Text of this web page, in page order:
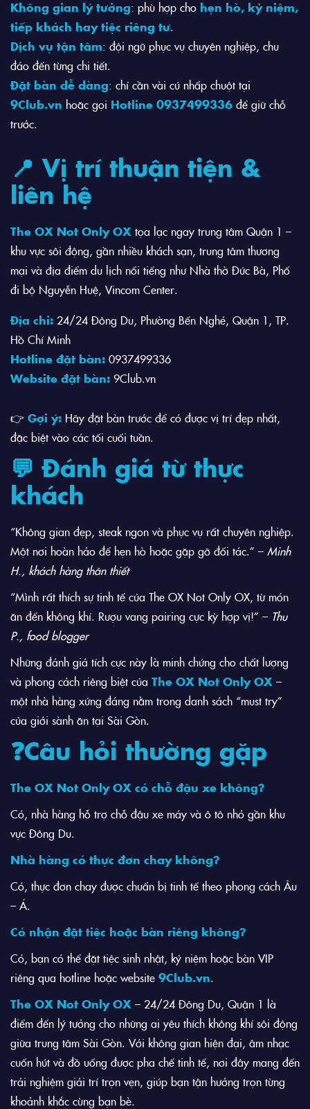
Không gian lý tưởng: phù hợp cho hẹn hò, kỷ niệm,
tiếp khách hay tiệc riêng tư.
Dịch vụ tận tâm: đội ngũ phục vụ chuyên nghiệp, chu
đáo đến từng chi tiết.
Đặt bàn dễ dàng: chỉ cần vài cú nhấp chuột tại
9Club.vn hoặc gọi Hotline 0937499336 để giữ chỗ
trước.
📍 Vị trí thuận tiện &
liên hệ
The OX Not Only OX tọa lạc ngay trung tâm Quận 1 –
khu vực sôi động, gần nhiều khách sạn, trung tâm thương
mại và địa điểm du lịch nổi tiếng như Nhà thờ Đức Bà, Phố
đi bộ Nguyễn Huệ, Vincom Center.
Địa chỉ: 24/24 Đông Du, Phường Bến Nghé, Quận 1, TP.
Hồ Chí Minh
Hotline đặt bàn: 0937499336
Website đặt bàn: 9Club.vn
👉 Gợi ý: Hãy đặt bàn trước để có được vị trí đẹp nhất,
đặc biệt vào các tối cuối tuần.
💬 Đánh giá từ thực
khách
“Không gian đẹp, steak ngon và phục vụ rất chuyên nghiệp.
Một nơi hoàn hảo để hẹn hò hoặc gặp gỡ đối tác.” – Minh
H., khách hàng thân thiết
“Mình rất thích sự tinh tế của The OX Not Only OX, từ món
ăn đến không khí. Rượu vang pairing cực kỳ hợp vị!” – Thu
P., food blogger
Những đánh giá tích cực này là minh chứng cho chất lượng
và phong cách riêng biệt của The OX Not Only OX –
một nhà hàng xứng đáng nằm trong danh sách “must try”
của giới sành ăn tại Sài Gòn.
❓Câu hỏi thường gặp
The OX Not Only OX có chỗ đậu xe không?
Có, nhà hàng hỗ trợ chỗ đậu xe máy và ô tô nhỏ gần khu
vực Đông Du.
Nhà hàng có thực đơn chay không?
Có, thực đơn chay được chuẩn bị tinh tế theo phong cách Âu
– Á.
Có nhận đặt tiệc hoặc bàn riêng không?
Có, bạn có thể đặt tiệc sinh nhật, kỷ niệm hoặc bàn VIP
riêng qua hotline hoặc website 9Club.vn.
The OX Not Only OX – 24/24 Đông Du, Quận 1 là
điểm đến lý tưởng cho những ai yêu thích không khí sôi động
giữa trung tâm Sài Gòn. Với không gian hiện đại, âm nhạc
cuốn hút và đồ uống được pha chế tinh tế, nơi đây mang đến
trải nghiệm giải trí trọn vẹn, giúp bạn tận hưởng trọn từng
khoảnh khắc cùng bạn bè.